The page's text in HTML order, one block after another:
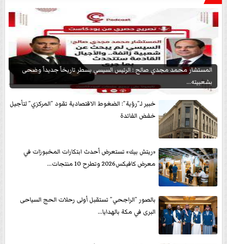
المستشار محمد مجدي صالح : الرئيس السيسي يسطر تاريخاً جديداً وضحى
بشعبيته...
خبير لـ”رؤية”: الضغوط الاقتصادية تقود ”المركزي” لتأجيل
خفض الفائدة
«ريتش بيك» تستعرض أحدث ابتكارات المخبوزات في
معرض كافيكس2026 وتطرح 10 منتجات...
بالصور ”الراجحي” تستقبل أولى رحلات الحج السياحى
البرى في مكة بالهدايا...